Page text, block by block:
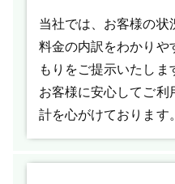
当社では、お客様の状
料金の内訳をわかりや
もりをご提示いたしま
お客様に安心してご利
計を心がけております。